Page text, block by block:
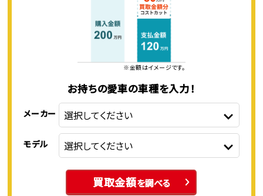
※金額はイメージです。
お持ちの愛車の車種を入力！
メーカー
モデル
買取金額を調べる